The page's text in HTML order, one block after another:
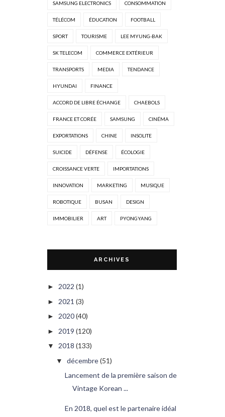
SAMSUNG ELECTRONICS CONSOMMATION
TÉLÉCOM ÉDUCATION FOOTBALL
SPORT TOURISME LEE MYUNG-BAK
SK TELECOM COMMERCE EXTÉRIEUR
TRANSPORTS MEDIA TENDANCE
HYUNDAI FINANCE
ACCORD DE LIBRE ÉCHANGE CHAEBOLS
FRANCE ET CORÉE SAMSUNG CINÉMA
EXPORTATIONS CHINE INSOLITE
SUICIDE DÉFENSE ÉCOLOGIE
CROISSANCE VERTE IMPORTATIONS
INNOVATION MARKETING MUSIQUE
ROBOTIQUE BUSAN DESIGN
IMMOBILIER ART PYONGYANG
ARCHIVES
► 2022 (1)
► 2021 (3)
► 2020(40)
► 2019 (120)
▼ 2018 (133)
▼ décembre(51)
Lancement de la première saison de
Vintage Korean ...
En 2018, quel est le partenaire idéal